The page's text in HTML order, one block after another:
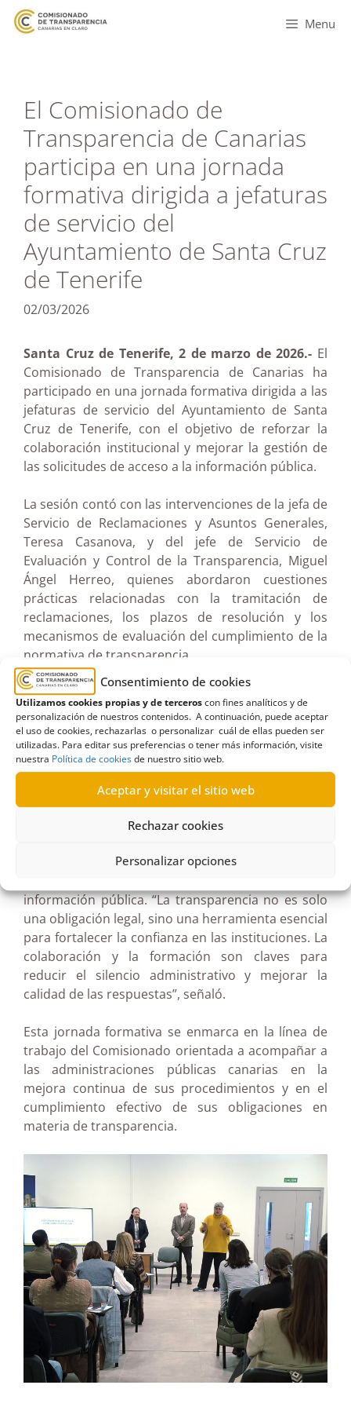
Consentimiento de cookies
Utilizamos cookies propias y de terceroscon fines analíticos y de
personalización de nuestros contenidos. A continuación, puede aceptar
el uso de cookies, rechazarlas o personalizar cuál de ellas pueden ser
utilizadas. Para editar sus preferencias o tener más información, visite
nuestra Política de cookiesde nuestro sitio web.
Aceptar y visitar el sitio web
Rechazar cookies
Personalizar opciones
Menu
El Comisionado de
Transparencia de Canarias
participa en una jornada
formativa dirigida a jefaturas
de servicio del
Ayuntamiento de Santa Cruz
de Tenerife
02/03/2026
Santa Cruz de Tenerife, 2 de marzo de 2026.- El
Comisionado de Transparencia de Canarias ha
participado en una jornada formativa dirigida a las
jefaturas de servicio del Ayuntamiento de Santa
Cruz de Tenerife, con el objetivo de reforzar la
colaboración institucional y mejorar la gestión de
las solicitudes de acceso a la información pública.
La sesión contó con las intervenciones de la jefa de
Servicio de Reclamaciones y Asuntos Generales,
Teresa Casanova, y del jefe de Servicio de
Evaluación y Control de la Transparencia, Miguel
Ángel Herreo, quienes abordaron cuestiones
prácticas relacionadas con la tramitación de
reclamaciones, los plazos de resolución y los
mecanismos de evaluación del cumplimiento de la
normativa de transparencia.
Durante la jornada se analizaron los principales
retos a los que se enfrentan las administraciones
públicas en materia de acceso a la información,
especialmente en relación con el silencio
administrativo en aquellas solicitudes que no
reciben respuesta en plazo.
La comisionada de Transparencia de Canarias,
cooperación entre instituciones para garantizar el
información pública. “La transparencia no es solo
una obligación legal, sino una herramienta esencial
para fortalecer la confianza en las instituciones. La
colaboración y la formación son claves para
reducir el silencio administrativo y mejorar la
calidad de las respuestas”, señaló.
Esta jornada formativa se enmarca en la línea de
trabajo del Comisionado orientada a acompañar a
las administraciones públicas canarias en la
mejora continua de sus procedimientos y en el
cumplimiento efectivo de sus obligaciones en
materia de transparencia.